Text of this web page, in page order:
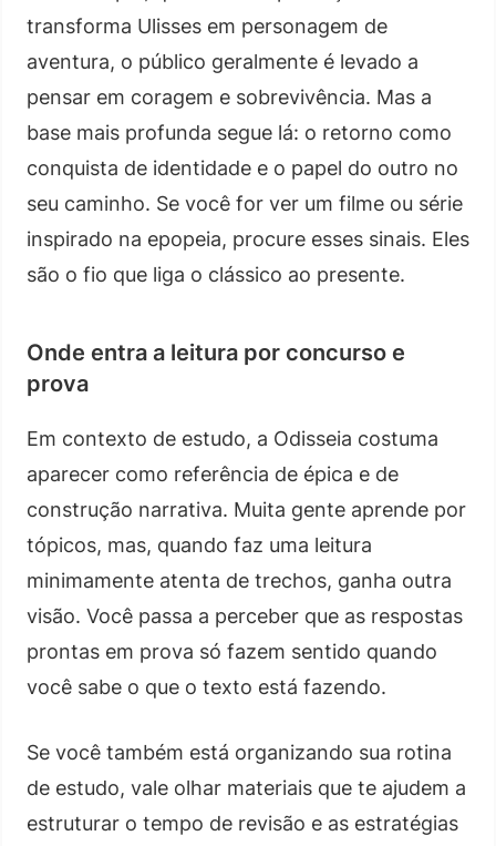
transforma Ulisses em personagem de
aventura, o público geralmente é levado a
pensar em coragem e sobrevivência. Mas a
base mais profunda segue lá: o retorno como
conquista de identidade e o papel do outro no
seu caminho. Se você for ver um filme ou série
inspirado na epopeia, procure esses sinais. Eles
são o fio que liga o clássico ao presente.
Onde entra a leitura por concurso e
prova
Em contexto de estudo, a Odisseia costuma
aparecer como referência de épica e de
construção narrativa. Muita gente aprende por
tópicos, mas, quando faz uma leitura
minimamente atenta de trechos, ganha outra
visão. Você passa a perceber que as respostas
prontas em prova só fazem sentido quando
você sabe o que o texto está fazendo.
Se você também está organizando sua rotina
de estudo, vale olhar materiais que te ajudem a
estruturar o tempo de revisão e as estratégias